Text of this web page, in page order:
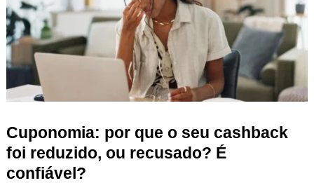
Cuponomia: por que o seu cashback
foi reduzido, ou recusado? É
confiável?